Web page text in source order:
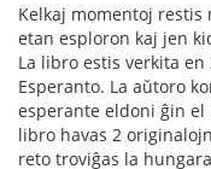
Kelkaj momentoj
etan esploron kaj jen
La libro estis verkita
Esperanto. La aŭtoro
esperante eldoni ĝin el
libro havas 2
reto troviĝas la